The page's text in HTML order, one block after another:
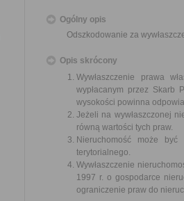
Ogólny opis
Odszkodowanie za
Opis skrócony
Wywłaszczenie prawa
wypłacanym przez Skarb
wysokości powinna
Jeżeli na wywłaszczonej
równą wartości tych praw.
Nieruchomość może
terytorialnego.
Wywłaszczenie
1997 r. o gospodarce
ograniczenie praw do